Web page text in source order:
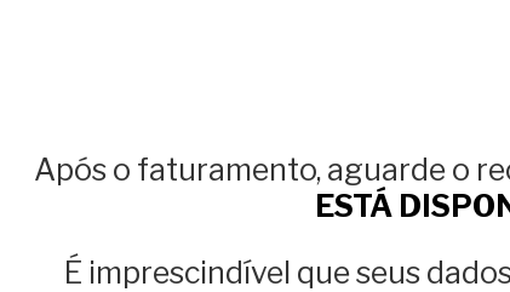
Após o faturamento, aguarde o
ESTÁ
É imprescindível que seus